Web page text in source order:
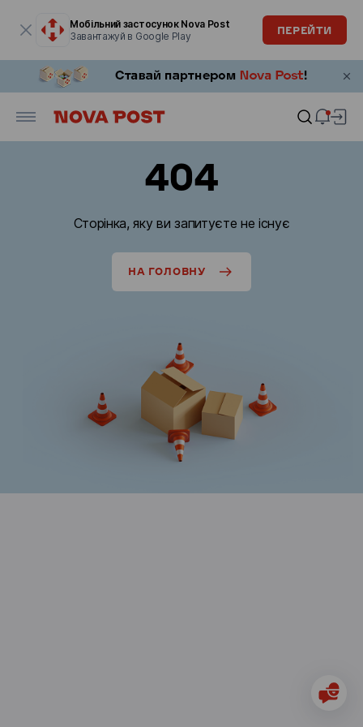
Мобільний застосунок Nova Post
Завантажуй в Google Play
ПЕРЕЙТИ
404
Сторінка, яку ви запитуєте не існує
НА ГОЛОВНУ